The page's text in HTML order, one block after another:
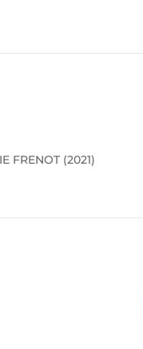
FRENOT (2021)